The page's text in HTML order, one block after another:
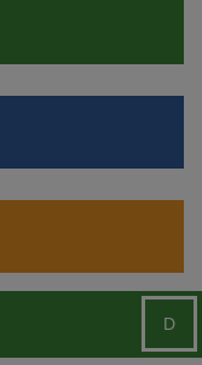
D